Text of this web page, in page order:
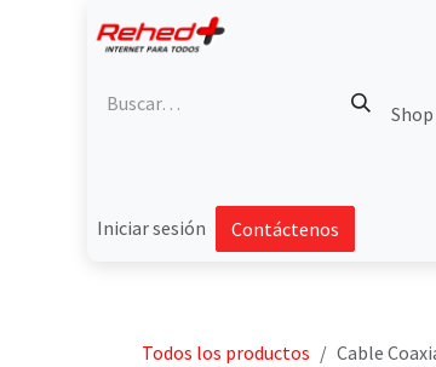
Shop
Iniciar sesión Contáctenos
Todos los productos Cable